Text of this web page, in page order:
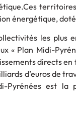
énergétique, doté
les plus
« Plan Midi-
directs
d’euros de
Pyrénées est la